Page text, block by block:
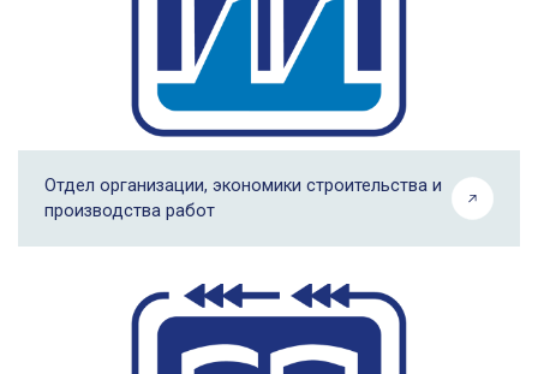
Отдел организации, экономики строительства и
производства работ